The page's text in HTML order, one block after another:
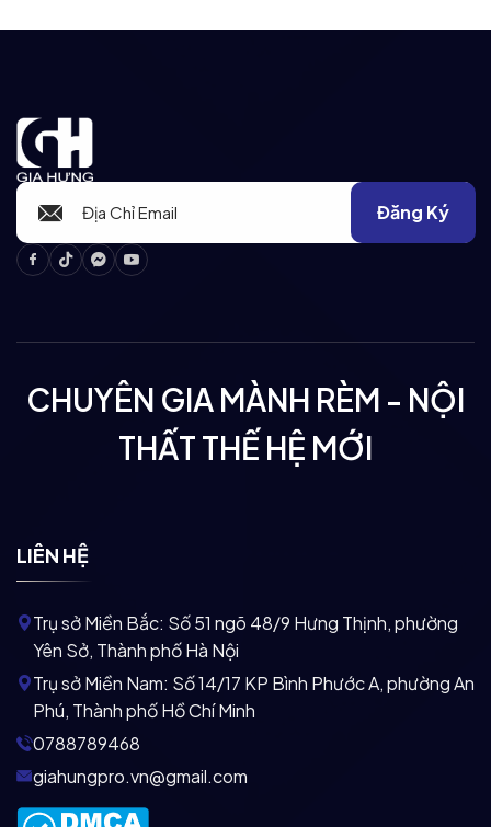
Đăng Ký
Facebook
TiktokMessenger
Youtube
CHUYÊN GIA MÀNH RÈM - NỘI
THẤT THẾ HỆ MỚI
LIÊN HỆ
Trụ sở Miền Bắc: Số 51 ngõ 48/9 Hưng Thịnh, phường
Yên Sở, Thành phố Hà Nội
Trụ sở Miền Nam: Số 14/17 KP Bình Phước A, phường An
Phú, Thành phố Hồ Chí Minh
0788789468
giahungpro.vn@gmail.com